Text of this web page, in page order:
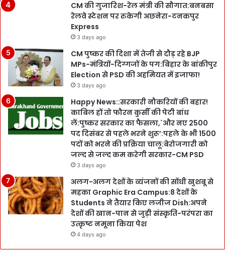
CM की गुजारिश-रेल मंत्री की सौगात:बनबसा
रेलवे स्टेशन पर रुकेगी अछनेरा-टनकपुर
Express
3 days ago
CM पुष्कर की दिशा में तेजी से दौड़ रहे BJP
MPs-मंत्रियों-दिग्गजों के पग:बिहार के बांकीपुर
Election से PSD की अहमियत में इजाफा!
3 days ago
Happy News::सरकारी नौकरियों की बहार!
काबिल हों तो फौरन कुर्सी की पेटी बांध
लें:पुष्कर सरकार का फैसला,`और नए 2500
पद दिसंबर से पहले भरने शुरू’:पहले के भी 1500
पदों को भरने की प्रक्रिया चालू:बेरोजगारी को
जल्द से जल्द कम करेगी सरकार-CM PSD
3 days ago
अलग-अलग देशों के व्यंजनों की सोंधी खुशबू से
महका Graphic Era Campus:8 देशों के
Students ने तैयार किए लजीज Dish:अपने
देशों की खान-पान से जुड़ी संस्कृति-परंपरा का
उत्कृष्ट नमूना किया पेश
4 days ago